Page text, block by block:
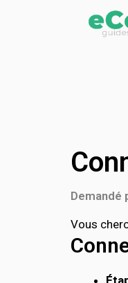
Demandé
Vous